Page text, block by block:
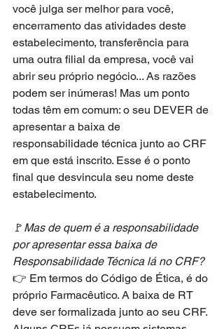
você julga ser melhor para você,
encerramento das atividades deste
estabelecimento, transferência para
uma outra filial da empresa, você vai
abrir seu próprio negócio... As razões
podem ser inúmeras! Mas um ponto
todas têm em comum: o seu DEVER de
apresentar a baixa de
responsabilidade técnica junto ao CRF
em que está inscrito. Esse é o ponto
final que desvincula seu nome deste
estabelecimento.
🚩 Mas de quem é a responsabilidade
por apresentar essa baixa de
Responsabilidade Técnica lá no CRF?
👉 Em termos do Código de Ética, é do
próprio Farmacêutico. A baixa de RT
deve ser formalizada junto ao seu CRF.